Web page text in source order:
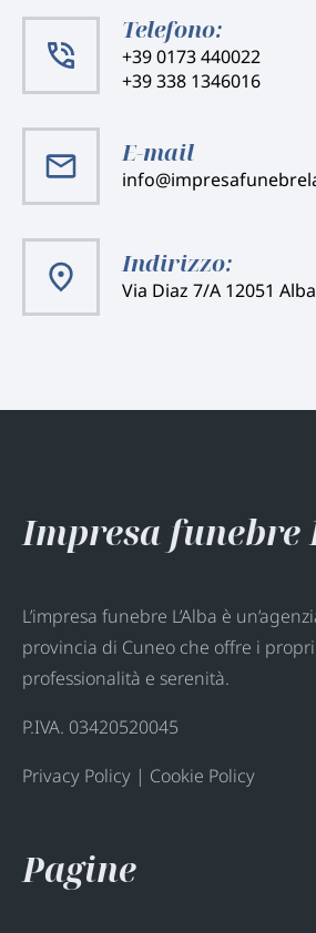
Telefono:
+39 0173 440022
+39 338 1346016
E-mail
Indirizzo:
Via Diaz 7/A 12051
Impresa funebre
L’impresa funebre L’Alba è
provincia di Cuneo che offre i
professionalità e serenità.
P.IVA. 03420520045
Privacy Policy | Cookie Policy
Pagine